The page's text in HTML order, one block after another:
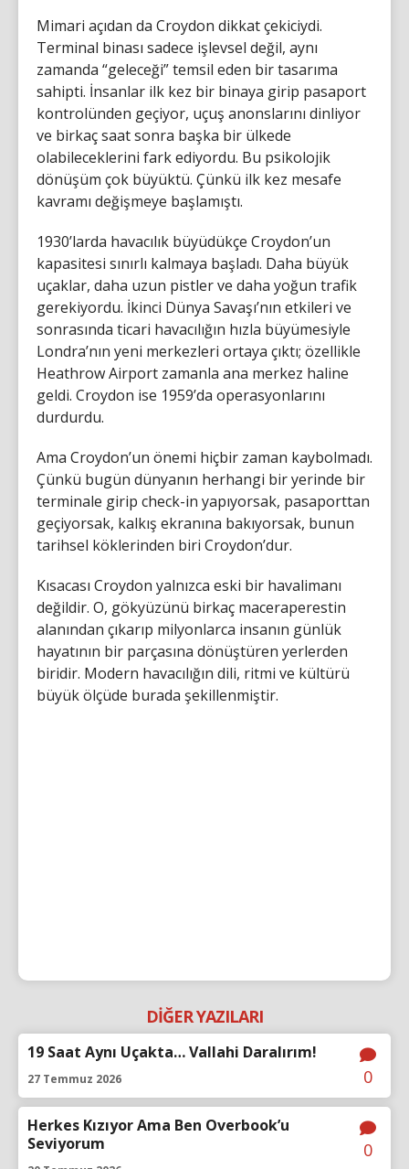
Mimari açıdan da Croydon dikkat çekiciydi.
Terminal binası sadece işlevsel değil, aynı
zamanda “geleceği” temsil eden bir tasarıma
sahipti. İnsanlar ilk kez bir binaya girip pasaport
kontrolünden geçiyor, uçuş anonslarını dinliyor
ve birkaç saat sonra başka bir ülkede
olabileceklerini fark ediyordu. Bu psikolojik
dönüşüm çok büyüktü. Çünkü ilk kez mesafe
kavramı değişmeye başlamıştı.
1930’larda havacılık büyüdükçe Croydon’un
kapasitesi sınırlı kalmaya başladı. Daha büyük
uçaklar, daha uzun pistler ve daha yoğun trafik
gerekiyordu. İkinci Dünya Savaşı’nın etkileri ve
sonrasında ticari havacılığın hızla büyümesiyle
Londra’nın yeni merkezleri ortaya çıktı; özellikle
Heathrow Airport zamanla ana merkez haline
geldi. Croydon ise 1959’da operasyonlarını
durdurdu.
Ama Croydon’un önemi hiçbir zaman kaybolmadı.
Çünkü bugün dünyanın herhangi bir yerinde bir
terminale girip check-in yapıyorsak, pasaporttan
geçiyorsak, kalkış ekranına bakıyorsak, bunun
tarihsel köklerinden biri Croydon’dur.
Kısacası Croydon yalnızca eski bir havalimanı
değildir. O, gökyüzünü birkaç maceraperestin
alanından çıkarıp milyonlarca insanın günlük
hayatının bir parçasına dönüştüren yerlerden
biridir. Modern havacılığın dili, ritmi ve kültürü
büyük ölçüde burada şekillenmiştir.
DİĞER YAZILARI
19 Saat Aynı Uçakta… Vallahi Daralırım!
27 Temmuz 2026 0
Herkes Kızıyor Ama Ben Overbook’u
Seviyorum
0